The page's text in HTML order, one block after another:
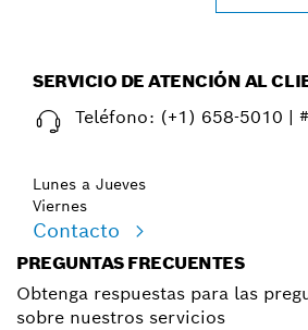
SERVICIO DE ATENCIÓN AL
Teléfono: (+1) 658-5010 |
Lunes a Jueves
Viernes
Contacto
PREGUNTAS FRECUENTES
Obtenga respuestas para las
sobre nuestros servicios